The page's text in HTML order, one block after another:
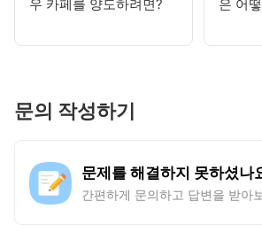
우 카페를 양도하려면?
은 어
문의 작성하기
문제를 해결하지 못하셨나
간편하게 문의하고 답변을 받아